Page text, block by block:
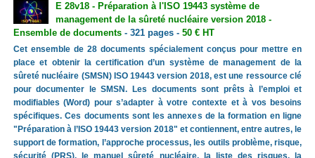
E 28v18 - Préparation à l'ISO 19443 système de
management de la sûreté nucléaire version 2018 -
Ensemble de documents- 321 pages - 50 € HT
Cet ensemble de 28 documents spécialement conçus pour mettre en
place et obtenir la certification d’un système de management de la
sûreté nucléaire (SMSN) ISO 19443 version 2018, est une ressource clé
pour documenter le SMSN. Les documents sont prêts à l’emploi et
modifiables (Word) pour s’adapter à votre contexte et à vos besoins
spécifiques. Ces documents sont les annexes de la formation en ligne
"Préparation à l’ISO 19443 version 2018" et contiennent, entre autres, le
support de formation, l’approche processus, les outils problème, risque,
sécurité (PRS), le manuel sûreté nucléaire, la liste des risques, la